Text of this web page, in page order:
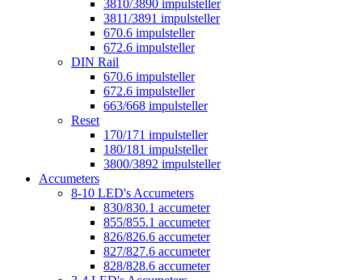
3810/3890 impulsteller
3811/3891 impulsteller
670.6 impulsteller
672.6 impulsteller
DIN Rail
670.6 impulsteller
672.6 impulsteller
663/668 impulsteller
Reset
170/171 impulsteller
180/181 impulsteller
3800/3892 impulsteller
Accumeters
8-10 LED's Accumeters
830/830.1 accumeter
855/855.1 accumeter
826/826.6 accumeter
827/827.6 accumeter
828/828.6 accumeter